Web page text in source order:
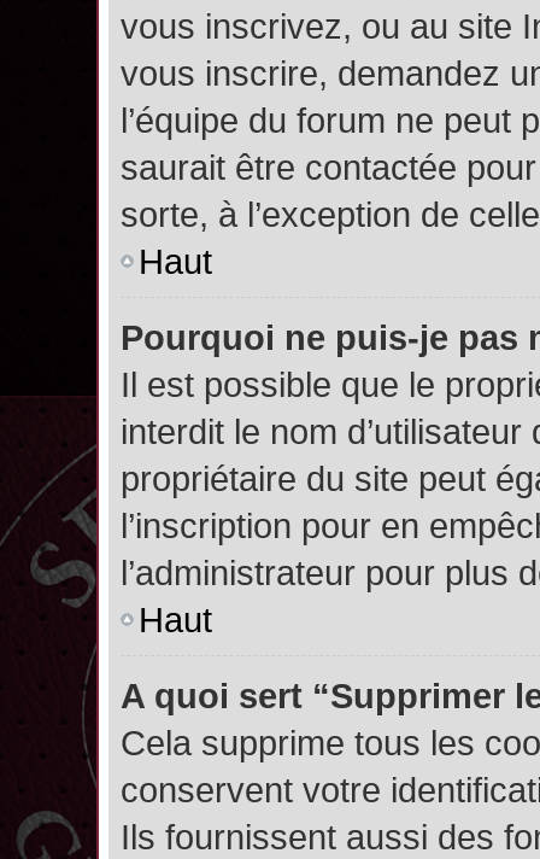
vous inscrivez, ou au site
vous inscrire, demandez
l’équipe du forum ne peut
saurait être contactée
sorte, à l’exception de
Haut
Pourquoi ne puis-je pas
Il est possible que le
interdit le nom
propriétaire du site peut
l’inscription pour en
l’administrateur pour plus
Haut
A quoi sert “Supprimer
Cela supprime tous les
conservent votre
Ils fournissent aussi des